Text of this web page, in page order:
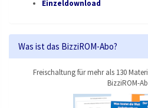
Einzeldownload
Was ist das BizziROM-Abo?
Freischaltung für mehr als 130
BizziROM-